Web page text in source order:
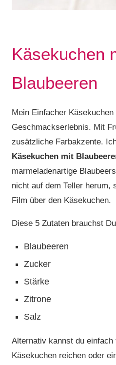
Käsekuchen
Blaubeeren
Mein Einfacher
Geschmackserlebnis. Mit
zusätzliche Farbakzente.
Käsekuchen mit
marmeladenartige
nicht auf dem Teller herum,
Film über den Käsekuchen.
Diese 5 Zutaten brauchst
Blaubeeren
Zucker
Stärke
Zitrone
Salz
Alternativ kannst du
Käsekuchen reichen oder